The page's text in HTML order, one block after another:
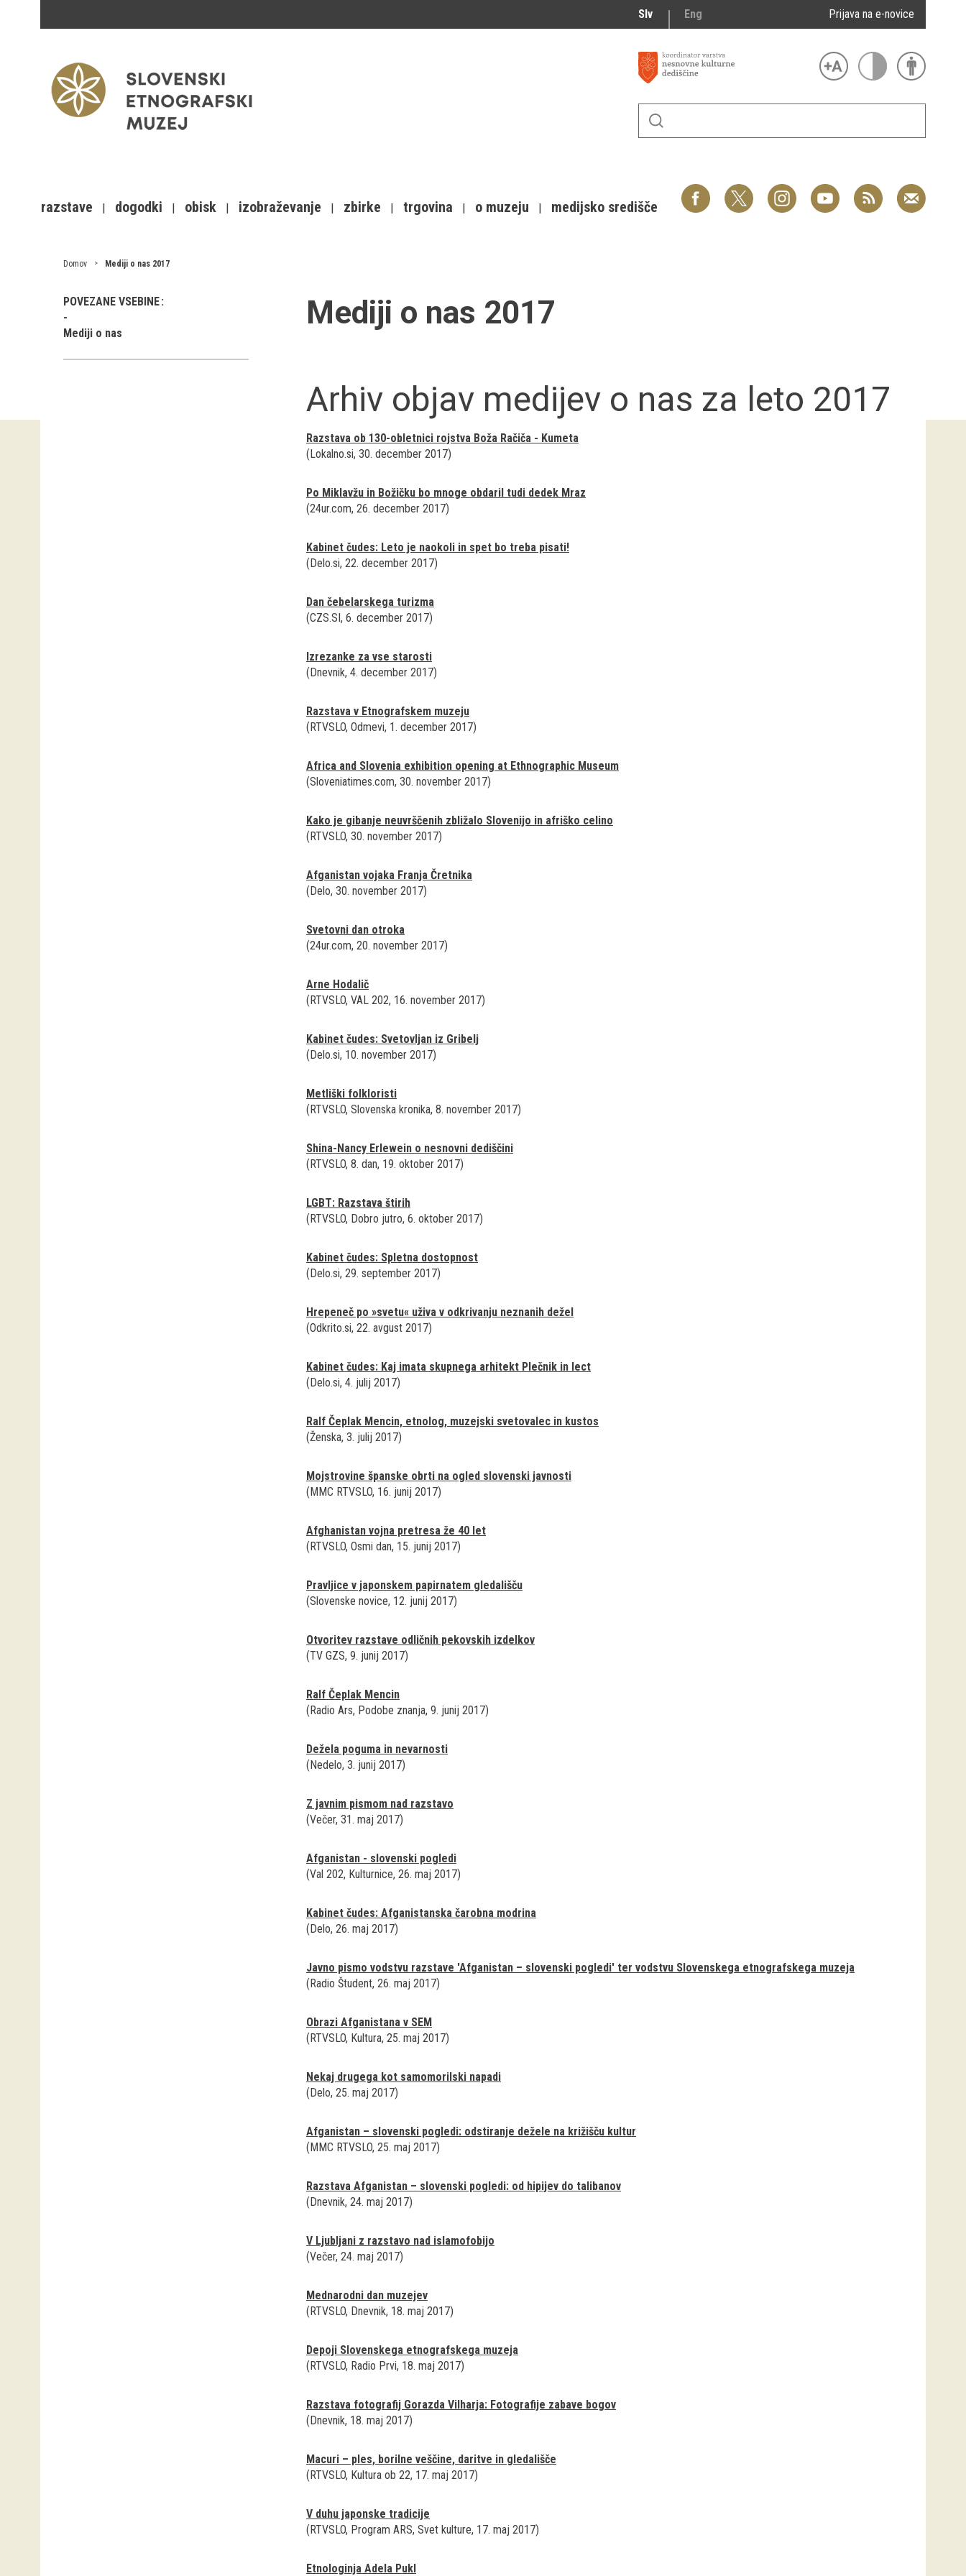
Slv Eng Prijava na e-novice
razstave dogodki obisk izobraževanje zbirke trgovina o muzeju medijsko središče
Domov Mediji o nas 2017
POVEZANE VSEBINE
Mediji o nas
Mediji o nas 2017
Arhiv objav medijev o nas za leto 2017
Razstava ob 130-obletnici rojstva Boža Račiča - Kumeta
(Lokalno.si, 30. december 2017)
Po Miklavžu in Božičku bo mnoge obdaril tudi dedek Mraz
(24ur.com, 26. december 2017)
Kabinet čudes: Leto je naokoli in spet bo treba pisati!
(Delo.si, 22. december 2017)
Dan čebelarskega turizma
(CZS.SI, 6. december 2017)
Izrezanke za vse starosti
(Dnevnik, 4. december 2017)
Razstava v Etnografskem muzeju
(RTVSLO, Odmevi, 1. december 2017)
Africa and Slovenia exhibition opening at Ethnographic Museum
(Sloveniatimes.com, 30. november 2017)
Kako je gibanje neuvrščenih zbližalo Slovenijo in afriško celino
(RTVSLO, 30. november 2017)
Afganistan vojaka Franja Čretnika
(Delo, 30. november 2017)
Svetovni dan otroka
(24ur.com, 20. november 2017)
Arne Hodalič
(RTVSLO, VAL 202, 16. november 2017)
Kabinet čudes: Svetovljan iz Gribelj
(Delo.si, 10. november 2017)
Metliški folkloristi
(RTVSLO, Slovenska kronika, 8. november 2017)
Shina-Nancy Erlewein o nesnovni dediščini
(RTVSLO, 8. dan, 19. oktober 2017)
LGBT: Razstava štirih
(RTVSLO, Dobro jutro, 6. oktober 2017)
Kabinet čudes: Spletna dostopnost
(Delo.si, 29. september 2017)
Hrepeneč po »svetu« uživa v odkrivanju neznanih dežel
(Odkrito.si, 22. avgust 2017)
Kabinet čudes: Kaj imata skupnega arhitekt Plečnik in lect
(Delo.si, 4. julij 2017)
Ralf Čeplak Mencin, etnolog, muzejski svetovalec in kustos
(Ženska, 3. julij 2017)
Mojstrovine španske obrti na ogled slovenski javnosti
(MMC RTVSLO, 16. junij 2017)
Afghanistan vojna pretresa že 40 let
(RTVSLO, Osmi dan, 15. junij 2017)
Pravljice v japonskem papirnatem gledališču
(Slovenske novice, 12. junij 2017)
Otvoritev razstave odličnih pekovskih izdelkov
(TV GZS, 9. junij 2017)
Ralf Čeplak Mencin
(Radio Ars, Podobe znanja, 9. junij 2017)
Dežela poguma in nevarnosti
(Nedelo, 3. junij 2017)
Z javnim pismom nad razstavo
(Večer, 31. maj 2017)
Afganistan - slovenski pogledi
(Val 202, Kulturnice, 26. maj 2017)
Kabinet čudes: Afganistanska čarobna modrina
(Delo, 26. maj 2017)
Javno pismo vodstvu razstave 'Afganistan – slovenski pogledi' ter vodstvu Slovenskega etnografskega muzeja
(Radio Študent, 26. maj 2017)
Obrazi Afganistana v SEM
(RTVSLO, Kultura, 25. maj 2017)
Nekaj drugega kot samomorilski napadi
(Delo, 25. maj 2017)
Afganistan – slovenski pogledi: odstiranje dežele na križišču kultur
(MMC RTVSLO, 25. maj 2017)
Razstava Afganistan – slovenski pogledi: od hipijev do talibanov
(Dnevnik, 24. maj 2017)
V Ljubljani z razstavo nad islamofobijo
(Večer, 24. maj 2017)
Mednarodni dan muzejev
(RTVSLO, Dnevnik, 18. maj 2017)
Depoji Slovenskega etnografskega muzeja
(RTVSLO, Radio Prvi, 18. maj 2017)
Razstava fotografij Gorazda Vilharja: Fotografije zabave bogov
(Dnevnik, 18. maj 2017)
Macuri – ples, borilne veščine, daritve in gledališče
(RTVSLO, Kultura ob 22, 17. maj 2017)
V duhu japonske tradicije
(RTVSLO, Program ARS, Svet kulture, 17. maj 2017)
Etnologinja Adela Pukl